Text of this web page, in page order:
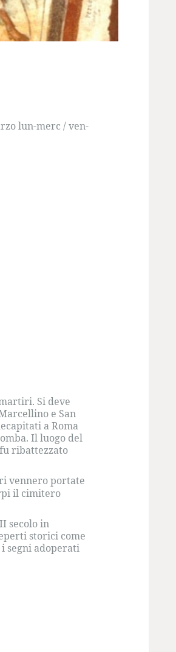
lun-merc / ven-
Si deve
e San
a Roma
Il luogo del
ribattezzato
vennero portate
il cimitero
secolo in
storici come
segni adoperati